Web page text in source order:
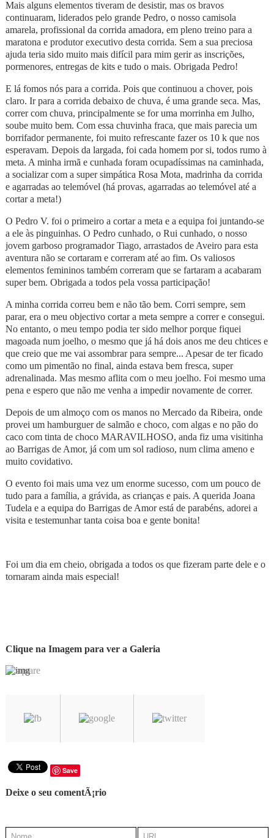
Mais alguns elementos tiveram de desistir, mas os bravos
continuaram, liderados pelo grande Pedro, o nosso camisola
amarela, profissional da corrida amadora, em pleno treino para a
maratona e produtor executivo desta corrida. Sem a sua preciosa
ajuda teria sido muito mais difícil para mim gerir as inscrições,
pormenores, entregas de kits e tudo o mais. Obrigada Pedro!
E lá fomos nós para a corrida. Pois que continuou a chover, pois
claro. Ir para a corrida debaixo de chuva, é uma grande seca. Mas,
correr com chuva, principalmente se for uma morrinha em Julho,
soube muito bem. Com essa chuvinha fraca, que mais parecia um
borrifador permanente, foi muito refrescante fazer os 10 k que nos
esperavam. Depois da largada, foi cada homem por si, todos rumo à
meta. A minha irmã e cunhada foram ocupadíssimas na caminhada,
a socializar com a super simpática Rosa Mota, madrinha da corrida
e agarradas ao telemóvel (há provas, agarradas ao telemóvel até a
cortar a meta!)
O Pedro V. foi o primeiro a cortar a meta e a equipa foi juntando-se
a ele às pinguinhas. O Pedro cunhado, o Rui cunhado, o nosso
jovem garboso programador Tiago, arrastados de Aveiro para esta
aventura não se cortaram e correram até ao fim. Os valiosos
elementos femininos também correram que se fartaram a acabaram
super bem. Obrigada a todos pela vossa participação!
A minha corrida correu bem e não tão bem. Corri sempre, sem
parar, era o meu objectivo cortar a meta sempre a correr e consegui.
No entanto, o meu tempo podia ter sido melhor porque fiquei
magoada num joelho, o mesmo que já há dois anos me deu chtices e
que creio que me vai assombrar para sempre... Apesar de ter ficado
como um pimentão no final, ainda estava bem fresca, super
adrenalinada. Mas mesmo aflita com o meu joelho. Foi mesmo uma
pena e espero que não me venha a impedir novamente de correr.
Depois de um almoço com os manos no Mercado da Ribeira, onde
provei um hamburguer de salmão e choco, com algas e no pão do
caco com tinta de choco MARAVILHOSO, anda fiz uma visitinha
ao Barrigas de Amor, já com um sol radioso, num clima ameno e
muito covidativo.
O evento foi mais uma vez um enorme sucesso, com um pouco de
tudo para a família, a grávida, as crianças e pais. A querida Joana
Tudela e a equipa do Barrigas de Amor está de parabéns, adorei a
visita e testemunhar tanta coisa boa e gente bonita!
Foi um dia em cheio, obrigada a todos os que fizeram parte dele e o
tornaram ainda mais especial!
Clique na Imagem para ver a Galeria
Save
Deixe o seu comentÃ¡rio